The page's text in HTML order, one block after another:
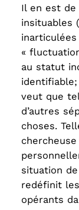
Il en est de
insituables
«
au statut
veut que
d’autres
choses.
situation
redéfinit
opérants